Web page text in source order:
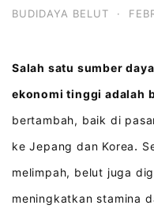
BUDIDAYA BELUT ·
Salah satu sumber
ekonomi tinggi adalah
bertambah, baik di
ke Jepang dan Korea.
melimpah, belut juga
meningkatkan stamina